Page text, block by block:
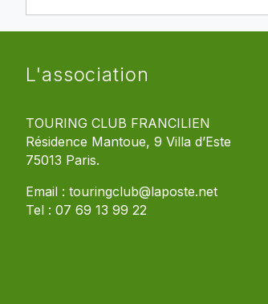
L'association
TOURING CLUB FRANCILIEN
Résidence Mantoue, 9 Villa d’Este
75013 Paris.
Email : touringclub@laposte.net
Tel : 07 69 13 99 22